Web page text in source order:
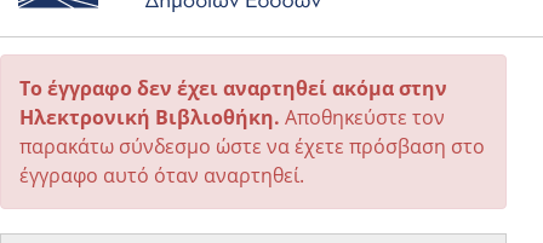
Το έγγραφο δεν έχει αναρτηθεί ακόμα στην
Ηλεκτρονική Βιβλιοθήκη. Αποθηκεύστε τον
παρακάτω σύνδεσμο ώστε να έχετε πρόσβαση στο
έγγραφο αυτό όταν αναρτηθεί.